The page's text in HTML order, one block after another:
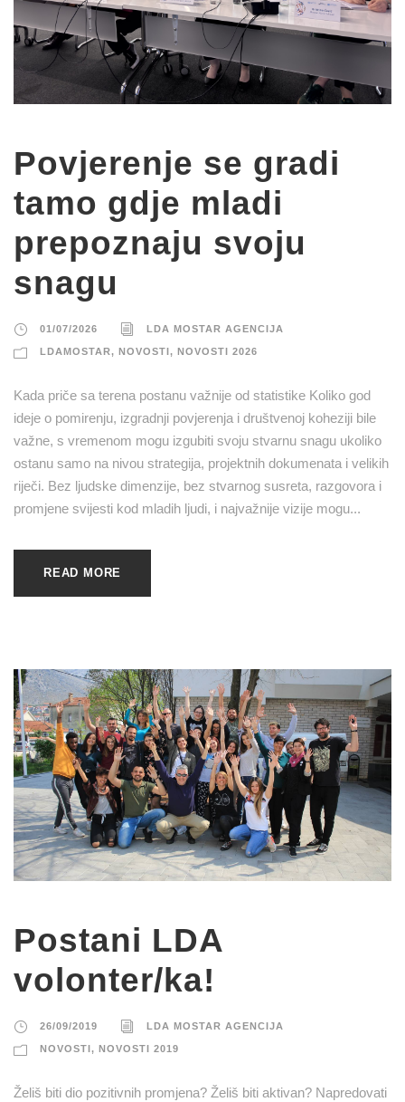
Povjerenje se gradi
tamo gdje mladi
prepoznaju svoju
snagu
01/07/2026 LDA MOSTAR AGENCIJA
LDAMOSTAR, NOVOSTI, NOVOSTI 2026
Kada priče sa terena postanu važnije od statistike Koliko god
ideje o pomirenju, izgradnji povjerenja i društvenoj koheziji bile
važne, s vremenom mogu izgubiti svoju stvarnu snagu ukoliko
ostanu samo na nivou strategija, projektnih dokumenata i velikih
riječi. Bez ljudske dimenzije, bez stvarnog susreta, razgovora i
promjene svijesti kod mladih ljudi, i najvažnije vizije mogu...
READ MORE
Postani LDA
volonter/ka!
26/09/2019 LDA MOSTAR AGENCIJA
NOVOSTI, NOVOSTI 2019
Želiš biti dio pozitivnih promjena? Želiš biti aktivan? Napredovati